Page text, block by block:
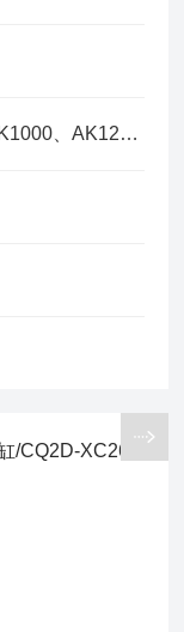
APTECH阀门AP1000、AP1200、AK1000、AK1200 等